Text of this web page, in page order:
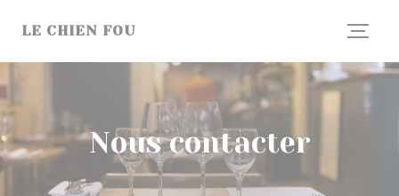
LE CHIEN FOU
Nous contacter